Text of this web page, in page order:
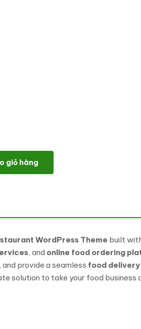
Food & Restaurant WooCommerce
giỏ hàng
WordPress Theme built
, and online food ordering
, and provide a seamless food
solution to take your food business